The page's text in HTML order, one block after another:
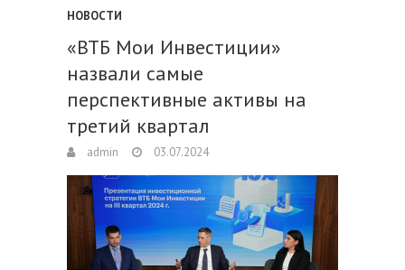
НОВОСТИ
«ВТБ Мои Инвестиции»
назвали самые
перспективные активы на
третий квартал
admin 03.07.2024